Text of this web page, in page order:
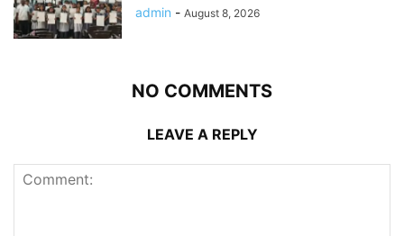
admin - August 8, 2026
NO COMMENTS
LEAVE A REPLY